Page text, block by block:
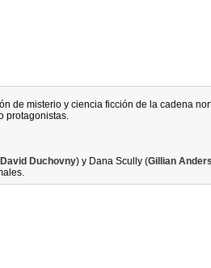
de misterio y ciencia ficción de la cadena
protagonistas.
David Duchovny) y Dana Scully (Gillian